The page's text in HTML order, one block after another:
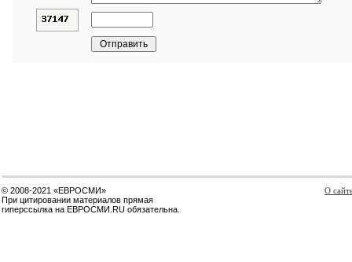
© 2008-2021 «ЕВРОСМИ»
При цитировании материалов прямая
гиперссылка на ЕВРОСМИ.RU обязательна.
О